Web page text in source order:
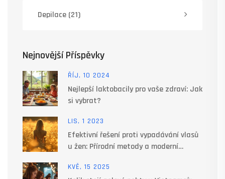
Depilace (21)
Nejnovější Příspěvky
ŘÍJ, 10 2024
Nejlepší laktobacily pro vaše zdraví: Jak
si vybrat?
LIS, 1 2023
Efektivní řešení proti vypadávání vlasů
u žen: Přírodní metody a moderní
KVĚ, 15 2025